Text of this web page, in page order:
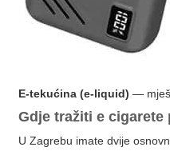
E-tekućina (e-liquid) —
Gdje tražitie cigarete
U Zagrebu imate dvije